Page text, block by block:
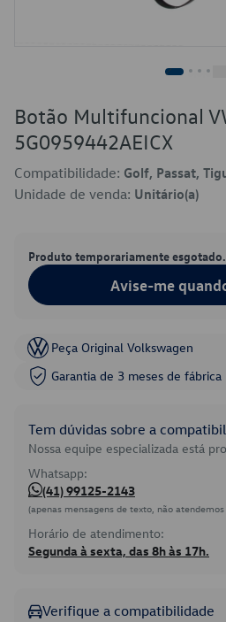
Botão Multifuncional
5G0959442AEICX
Compatibilidade: Golf, Passat,
Unidade de venda: Unitário(a)
Produto temporariamente esgotado.
Avise-me
Peça Original Volkswagen
Garantia de 3 meses de fábrica
Tem dúvidas sobre a
Nossa equipe especializada está
Whatsapp:
(41) 99125-2143
(apenas mensagens de texto, não
Horário de atendimento:
Segunda à sexta, das 8h às 17h.
Verifique a compatibilidade